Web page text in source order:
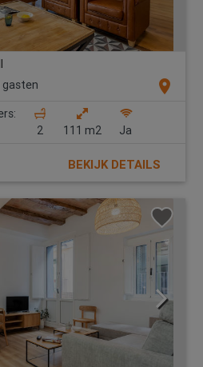
gasten
location_on
2 111 m2
Ja
BEKIJK DETAILS